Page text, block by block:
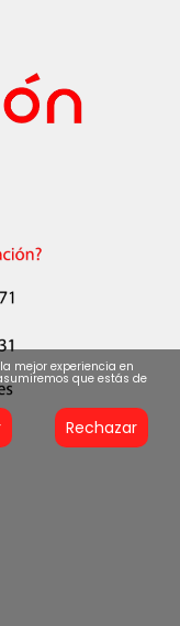
mejor experiencia en
que estás de
Rechazar